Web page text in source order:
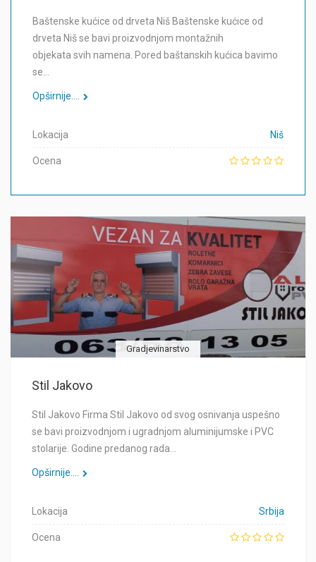
Baštenske kućice od drveta Niš Baštenske kućice od
drveta Niš se bavi proizvodnjom montažnih
objekata svih namena. Pored baštanskih kućica bavimo
se…
Opširnije....
Lokacija Niš
Ocena
Gradjevinarstvo
Stil Jakovo
Stil Jakovo Firma Stil Jakovo od svog osnivanja uspešno
se bavi proizvodnjom i ugradnjom aluminijumske i PVC
stolarije. Godine predanog rada…
Opširnije....
Lokacija Srbija
Ocena